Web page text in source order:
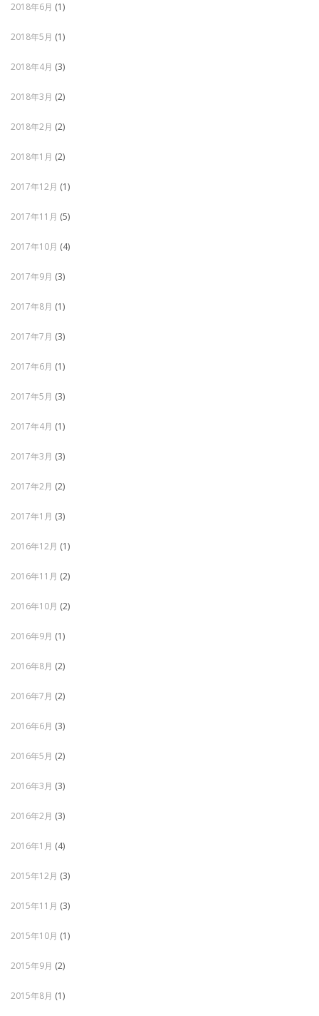
2018年6月 (1)
2018年5月 (1)
2018年4月 (3)
2018年3月 (2)
2018年2月 (2)
2018年1月 (2)
2017年12月 (1)
2017年11月 (5)
2017年10月 (4)
2017年9月 (3)
2017年8月 (1)
2017年7月 (3)
2017年6月 (1)
2017年5月 (3)
2017年4月 (1)
2017年3月 (3)
2017年2月 (2)
2017年1月 (3)
2016年12月 (1)
2016年11月 (2)
2016年10月 (2)
2016年9月 (1)
2016年8月 (2)
2016年7月 (2)
2016年6月 (3)
2016年5月 (2)
2016年3月 (3)
2016年2月 (3)
2016年1月 (4)
2015年12月 (3)
2015年11月 (3)
2015年10月 (1)
2015年9月 (2)
2015年8月 (1)